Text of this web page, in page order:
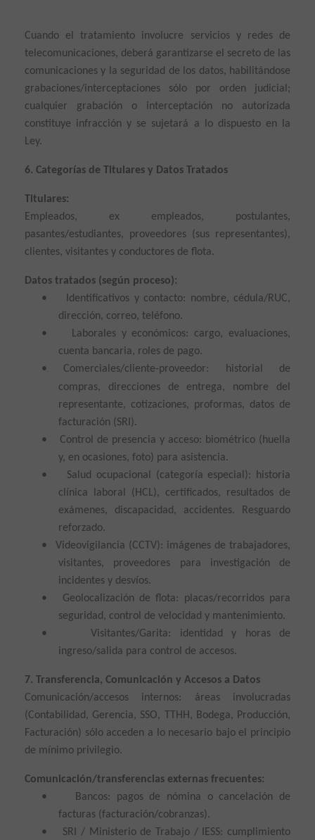
Cuando el tratamiento involucre servicios y redes de
telecomunicaciones, deberá garantizarse el secreto de las
comunicaciones y la seguridad de los datos, habilitándose
grabaciones/interceptaciones sólo por orden judicial;
cualquier grabación o interceptación no autorizada
constituye infracción y se sujetará a lo dispuesto en la
Ley.
6. Categorías de Titulares y Datos Tratados
Titulares:
Empleados, ex empleados, postulantes,
pasantes/estudiantes, proveedores (sus representantes),
clientes, visitantes y conductores de flota.
Datos tratados (según proceso):
•
Identificativos y contacto: nombre, cédula/RUC,
dirección, correo, teléfono.
•
Laborales y económicos: cargo, evaluaciones,
cuenta bancaria, roles de pago.
•
Comerciales/cliente-proveedor: historial de
compras, direcciones de entrega, nombre del
representante, cotizaciones, proformas, datos de
facturación (SRI).
•
Control de presencia y acceso: biométrico (huella
y, en ocasiones, foto) para asistencia.
•
Salud ocupacional (categoría especial): historia
clínica laboral (HCL), certificados, resultados de
exámenes, discapacidad, accidentes. Resguardo
reforzado.
•
Videovigilancia (CCTV): imágenes de trabajadores,
visitantes, proveedores para investigación de
incidentes y desvíos.
•
Geolocalización de flota: placas/recorridos para
seguridad, control de velocidad y mantenimiento.
•
Visitantes/Garita: identidad y horas de
ingreso/salida para control de accesos.
7. Transferencia, Comunicación y Accesos a Datos
Comunicación/accesos internos: áreas involucradas
(Contabilidad, Gerencia, SSO, TTHH, Bodega, Producción,
Facturación) sólo acceden a lo necesario bajo el principio
de mínimo privilegio.
Comunicación/transferencias externas frecuentes:
•
Bancos: pagos de nómina o cancelación de
facturas (facturación/cobranzas).
•
SRI / Ministerio de Trabajo / IESS: cumplimiento